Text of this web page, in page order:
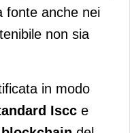
fonte anche nei
non sia
in modo
Iscc e